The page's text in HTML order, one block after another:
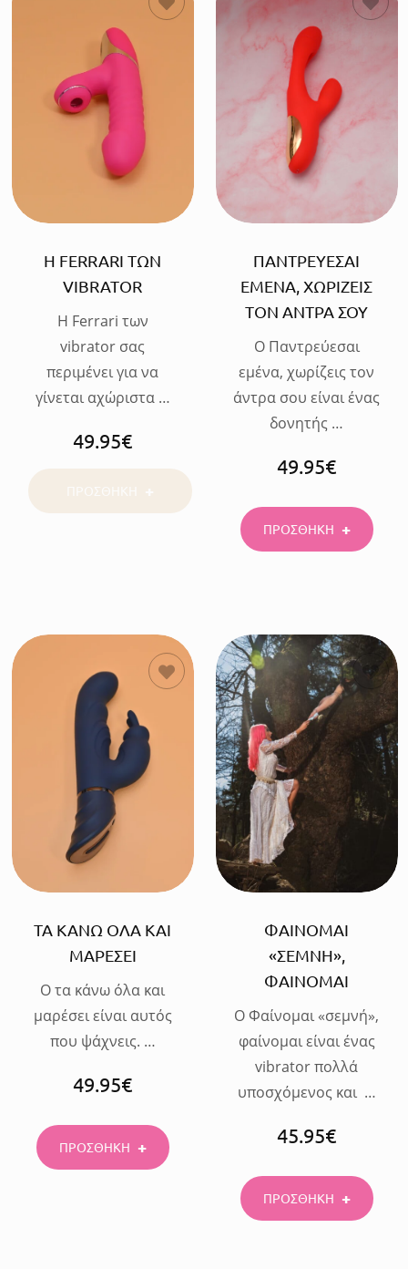
ΠΡΟΣΘΗΚΗ
Η FERRARI ΤΩΝ
VIBRATOR
Η Ferrari των
vibrator σας
περιμένει για να
γίνεται αχώριστα …
49.95€
ΠΡΟΣΘΗΚΗ
ΠΡΟΣΘΗΚΗ
ΠΑΝΤΡΕΥΕΣΑΙ
ΕΜΕΝΑ, ΧΩΡΙΖΕΙΣ
ΤΟΝ ΑΝΤΡΑ ΣΟΥ
Ο Παντρεύεσαι
εμένα, χωρίζεις τον
άντρα σου είναι ένας
δονητής …
49.95€
ΠΡΟΣΘΗΚΗ
ΠΡΟΣΘΗΚΗ
ΤΑ ΚΑΝΩ ΟΛΑ ΚΑΙ
ΜΑΡΕΣΕΙ
Ο τα κάνω όλα και
μαρέσει είναι αυτός
που ψάχνεις. …
49.95€
ΠΡΟΣΘΗΚΗ
ΠΡΟΣΘΗΚΗ
ΦΑΙΝΟΜΑΙ
«ΣΕΜΝΗ»,
ΦΑΙΝΟΜΑΙ
Ο Φαίνομαι «σεμνή»,
φαίνομαι είναι ένας
vibrator πολλά
υποσχόμενος και …
45.95€
ΠΡΟΣΘΗΚΗ